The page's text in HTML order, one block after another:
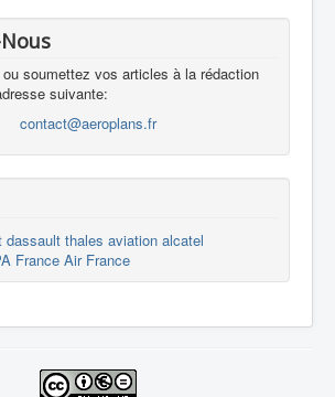
soumettez vos articles à la rédaction
suivante:
contact@aeroplans.fr
dassault thales aviation alcatel
France Air France